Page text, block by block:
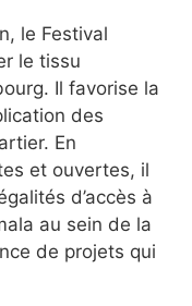
le Festival
le tissu
Il favorise la
des
En
et ouvertes, il
d’accès à
au sein de la
de projets qui